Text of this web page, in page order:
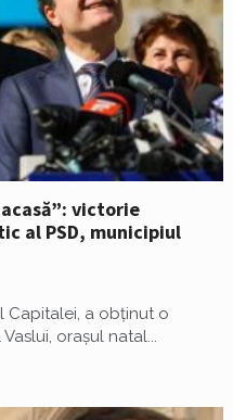
victorie
al PSD, municipiul
Capitalei, a obținut o
orașul natal...